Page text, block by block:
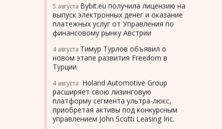
5 августа Bybit.eu получила лицензию на
выпуск электронных денег и оказание
платежных услуг от Управления по
финансовому рынку Австрии
4 августа Тимур Турлов объявил о
новом этапе развития Freedom в
Турции
4 августа Holand Automotive Group
расширяет свою лизинговую
платформу сегмента ультра-люкс,
приобретая активы под конкурсным
управлением John Scotti Leasing Inc.